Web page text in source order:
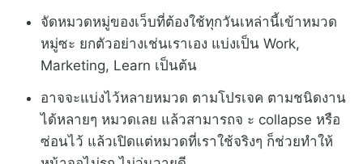
จัดหมวดหมู่ของเว็บที่ต้องใช้ทุกวันเหล่านี้เข้าหมวด
หมู่ซะ ยกตัวอย่างเช่นเราเอง แบ่งเป็น Work,
Marketing, Learn เป็นต้น
อาจจะแบ่งไว้หลายหมวด ตามโปรเจค ตามชนิดงาน
ได้หลายๆ หมวดเลย แล้วสามารถจ ะ collapse หรือ
ซ่อนไว้ แล้วเปิดแต่หมวดที่เราใช้จริงๆ ก็ช่วยทำให้